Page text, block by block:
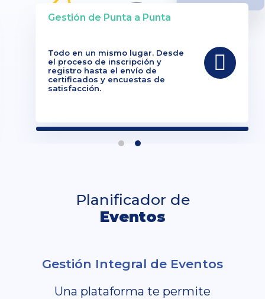
Gestión de Punta a Punta
Todo en un mismo lugar. Desde
el proceso de inscripción y
registro hasta el envío de
certificados y encuestas de
satisfacción.
Planificador de
Eventos
Gestión Integral de Eventos
Una plataforma te permite